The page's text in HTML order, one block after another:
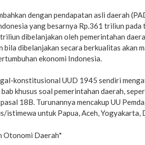
dengan pendapatan asli daerah
yang besarnya Rp.361 triliun pada
dibelanjakan oleh pemerintahan
bila dibelanjakan secara berkualitas akan
ekonomi Indonesia.
konstitusional UUD 1945 sendiri
khusus soal pemerintahan daerah,
18B. Turunannya mencakup UU
istimewa untuk Papua, Aceh,
Otonomi Daerah*